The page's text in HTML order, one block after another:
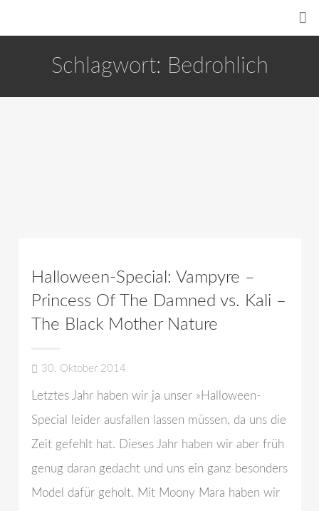
Schlagwort: Bedrohlich
Halloween-Special: Vampyre –
Princess Of The Damned vs. Kali –
The Black Mother Nature
30. Oktober 2014
Letztes Jahr haben wir ja unser »Halloween-
Special leider ausfallen lassen müssen, da uns die
Zeit gefehlt hat. Dieses Jahr haben wir aber früh
genug daran gedacht und uns ein ganz besonders
Model dafür geholt. Mit Moony Mara haben wir